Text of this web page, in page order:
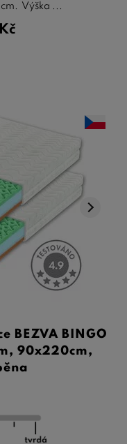
Výška ...
Kč
BEZVA BINGO
90x220cm,